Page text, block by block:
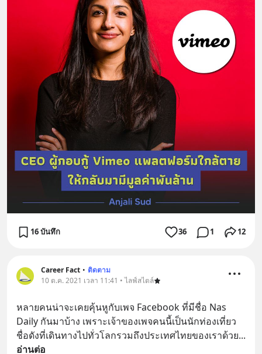
16 บันทึก 36 1 12
Career Fact • ติดตาม
10 ต.ค. 2021 เวลา 11:41 • ไลฟ์สไตล์
หลายคนน่าจะเคยคุ้นหูกับเพจ Facebook ที่มีชื่อ Nas
Daily กันมาบ้าง เพราะเจ้าของเพจคนนี้เป็นนักท่องเที่ยว
ชื่อดังที่เดินทางไปทั่วโลกรวมถึงประเทศไทยของเราด้วย
อ่านต่อ